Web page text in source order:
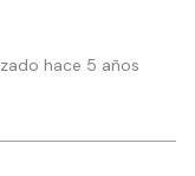
hace 5 años